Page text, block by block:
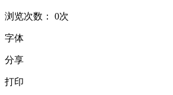
浏览次数： 0次
字体
分享
打印